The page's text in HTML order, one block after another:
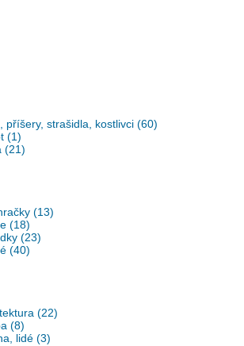
příšery, strašidla, kostlivci (60)
(1)
(21)
(13)
(18)
(23)
(40)
(22)
(8)
lidé (3)